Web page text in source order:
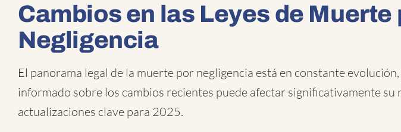
Cambios en las Leyes de Muerte
Negligencia
El panorama legal de la muerte por negligencia está en constante
informado sobre los cambios recientes puede afectar significativamente su
actualizaciones clave para 2025.